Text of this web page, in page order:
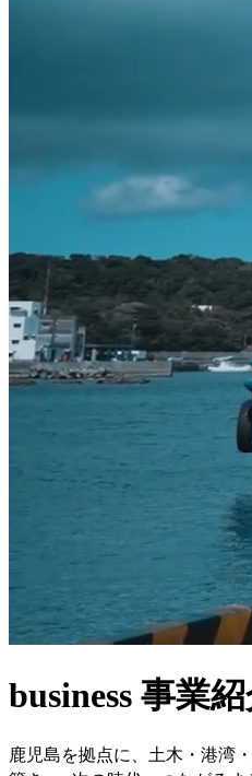
business 事業
鹿児島を拠点に、土木・港湾